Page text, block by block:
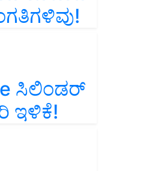
ಸಿಲಿಂಡರ್‌
ಇಳಿಕೆ!